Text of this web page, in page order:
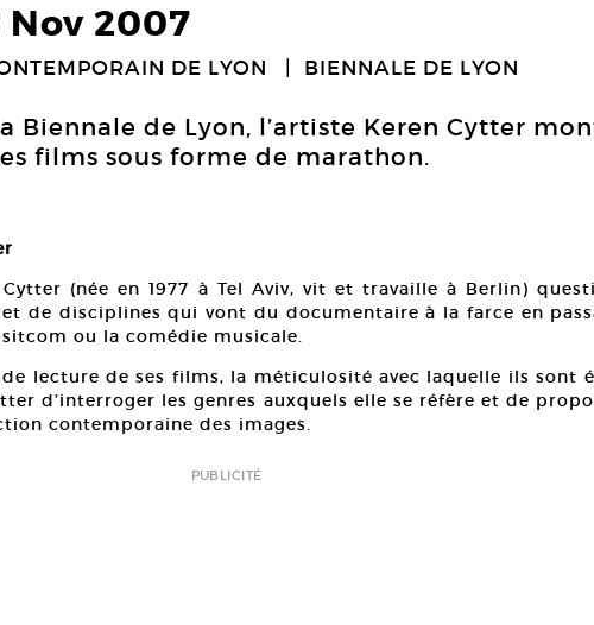
Nov 2007
DE LYON BIENNALE DE LYON
Biennale de Lyon, l’artiste Keren Cytter
films sous forme de marathon.
Cytter (née en 1977 à Tel Aviv, vit et travaille à Berlin)
de disciplines qui vont du documentaire à la farce en
ou la comédie musicale.
lecture de ses films, la méticulosité avec laquelle ils sont
d’interroger les genres auxquels elle se réfère et de
contemporaine des images.
PUBLICITÉ